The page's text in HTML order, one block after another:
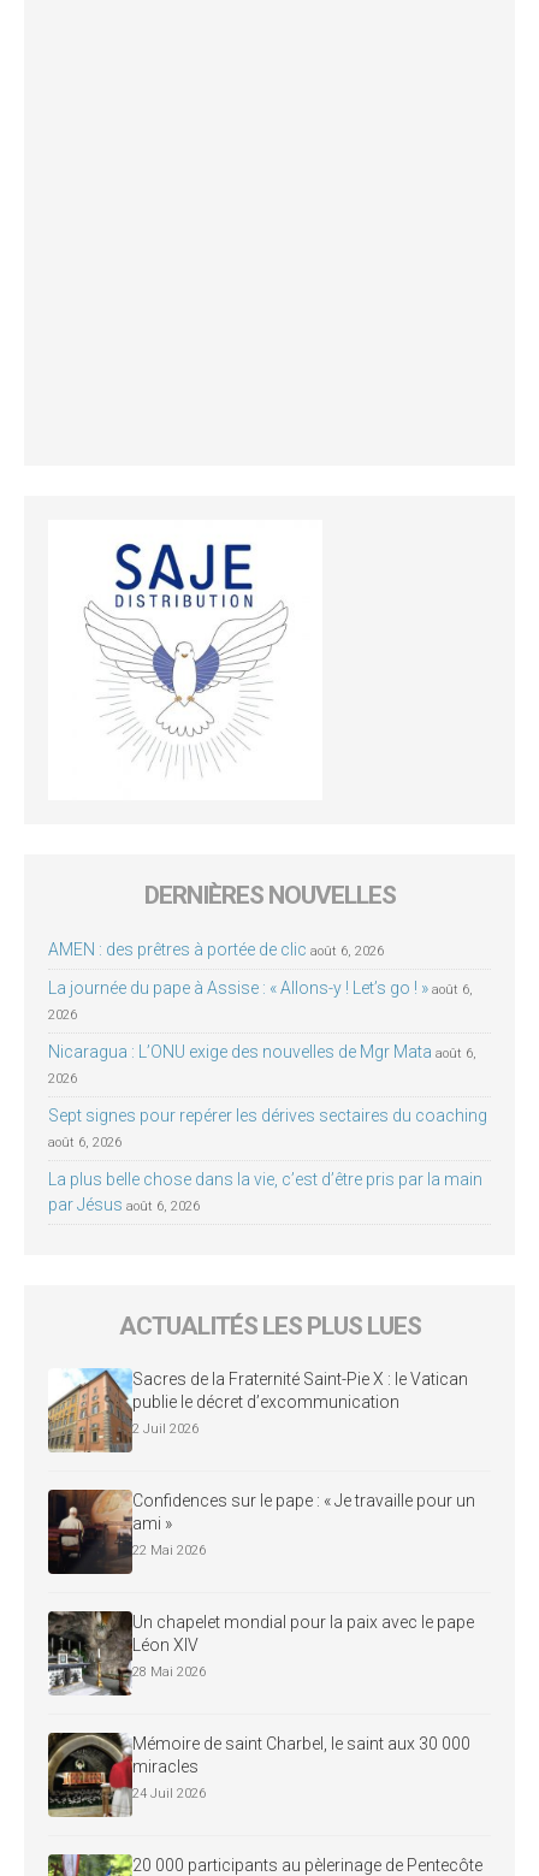
DERNIÈRES NOUVELLES
AMEN : des prêtres à portée de clic août 6, 2026
La journée du pape à Assise : « Allons-y ! Let’s go ! » août 6,
2026
Nicaragua : L’ONU exige des nouvelles de Mgr Mata août 6,
2026
Sept signes pour repérer les dérives sectaires du coaching
août 6, 2026
La plus belle chose dans la vie, c’est d’être pris par la main
par Jésus août 6, 2026
ACTUALITÉS LES PLUS LUES
Sacres de la Fraternité Saint-Pie X : le Vatican
publie le décret d’excommunication
2 Juil 2026
Confidences sur le pape : « Je travaille pour un
ami »
22 Mai 2026
Un chapelet mondial pour la paix avec le pape
Léon XIV
28 Mai 2026
Mémoire de saint Charbel, le saint aux 30 000
miracles
24 Juil 2026
20 000 participants au pèlerinage de Pentecôte